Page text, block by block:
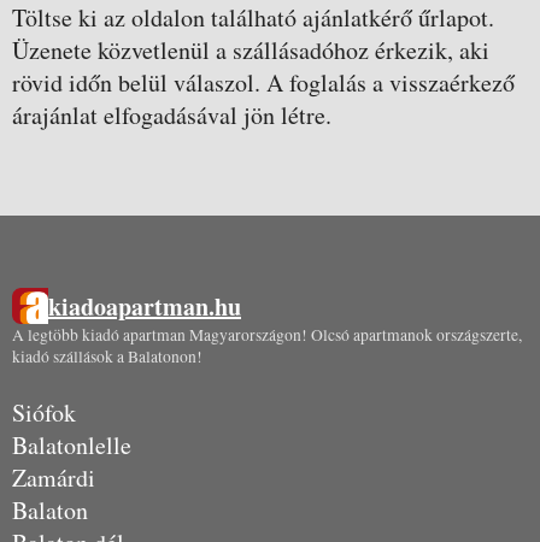
Töltse ki az oldalon található ajánlatkérő űrlapot.
Üzenete közvetlenül a szállásadóhoz érkezik, aki
rövid időn belül válaszol. A foglalás a visszaérkező
árajánlat elfogadásával jön létre.
kiadoapartman.hu
A legtöbb kiadó apartman Magyarországon! Olcsó apartmanok országszerte,
kiadó szállások a Balatonon!
Siófok
Balatonlelle
Zamárdi
Balaton